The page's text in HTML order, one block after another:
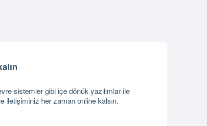
sistemler gibi içe dönük yazılımlar ile
iletişiminiz her zaman online kalsın.